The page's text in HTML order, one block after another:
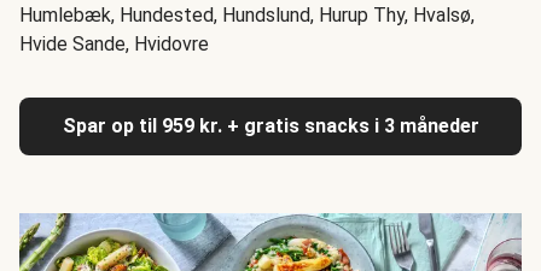
Humlebæk, Hundested, Hundslund, Hurup Thy, Hvalsø,
Hvide Sande, Hvidovre
Spar op til 959 kr. + gratis snacks i 3 måneder